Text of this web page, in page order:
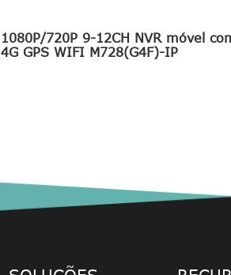
1080P/720P 9-12CH NVR móvel
4G GPS WIFI M728(G4F)-IP